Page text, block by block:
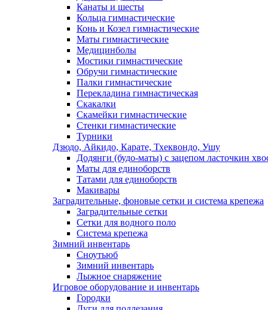
Канаты и шесты
Кольца гимнастические
Конь и Козел гимнастические
Маты гимнастические
Медицинболы
Мостики гимнастические
Обручи гимнастические
Палки гимнастические
Перекладина гимнастическая
Скакалки
Скамейки гимнастические
Стенки гимнастические
Турники
Дзюдо, Айкидо, Карате, Тхеквондо, Ушу
Додянги (будо-маты) с зацепом ласточкин
Маты для единоборств
Татами для единоборств
Макивары
Заградительные, фоновые сетки и система крепежа
Заградительные сетки
Сетки для водного поло
Система крепежа
Зимний инвентарь
Сноутьюб
Зимний инвентарь
Лыжное снаряжение
Игровое оборудование и инвентарь
Городки